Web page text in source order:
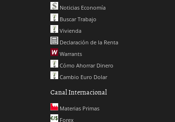
Noticias Economía
Buscar Trabajo
Vivienda
Declaración de la Renta
Warrants
Cómo Ahorrar Dinero
Cambio Euro Dolar
Canal Internacional
Materias Primas
Forex